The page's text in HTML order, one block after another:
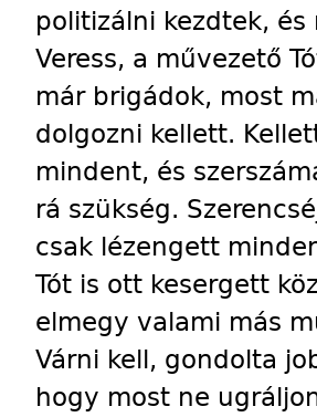
politizálni kezdtek,
Veress, a művezető
már brigádok, most
dolgozni kellett.
mindent, és
rá szükség.
csak lézengett
Tót is ott kesergett
elmegy valami más
Várni kell, gondolta
hogy most ne